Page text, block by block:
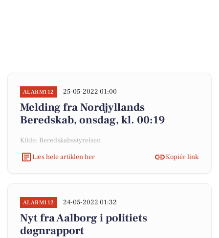
ALARM112 25-05-2022 01:00
Melding fra Nordjyllands
Beredskab, onsdag, kl. 00:19
Kilde: Beredskabsstyrelsen
Læs hele artiklen her
Kopiér link
ALARM112 24-05-2022 01:32
Nyt fra Aalborg i politiets
døgnrapport